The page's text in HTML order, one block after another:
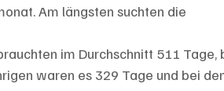
Am längsten suchten die
im Durchschnitt 511 Tage,
waren es 329 Tage und bei